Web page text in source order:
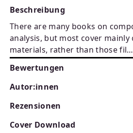
Beschreibung
There are many books on
analysis, but most cover
materials, rather than those fil…
Bewertungen
Autor:innen
Rezensionen
Cover Download